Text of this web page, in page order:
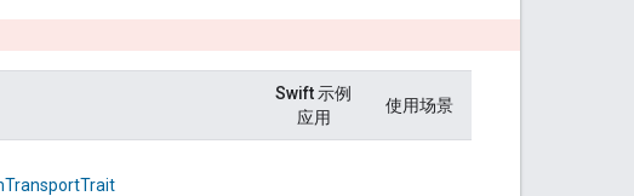
Swift 示例
应用
使用场景